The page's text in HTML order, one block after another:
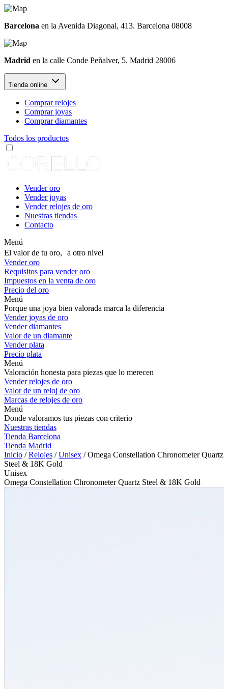
Barcelona en la Avenida Diagonal, 413. Barcelona 08008
Madrid en la calle Conde Peñalver, 5. Madrid 28006
Tienda online
Comprar relojes
Comprar joyas
Comprar diamantes
Todos los productos
Vender oro
Vender joyas
Vender relojes de oro
Nuestras tiendas
Contacto
Menú
El valor de tu oro, a otro nivel
Vender oro
Requisitos para vender oro
Impuestos en la venta de oro
Precio del oro
Menú
Porque una joya bien valorada marca la diferencia
Vender joyas de oro
Vender diamantes
Valor de un diamante
Vender plata
Precio plata
Menú
Valoración honesta para piezas que lo merecen
Vender relojes de oro
Valor de un reloj de oro
Marcas de relojes de oro
Menú
Donde valoramos tus piezas con criterio
Nuestras tiendas
Tienda Barcelona
Tienda Madrid
Inicio /Relojes /Unisex / Omega Constellation Chronometer Quartz
Steel & 18K Gold
Unisex
Omega Constellation Chronometer Quartz Steel & 18K Gold